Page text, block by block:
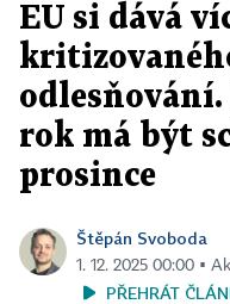
EU si dává
rok má být
prosince
Štěpán Svoboda
1. 12. 2025 00:00 ▪
PŘEHRÁT